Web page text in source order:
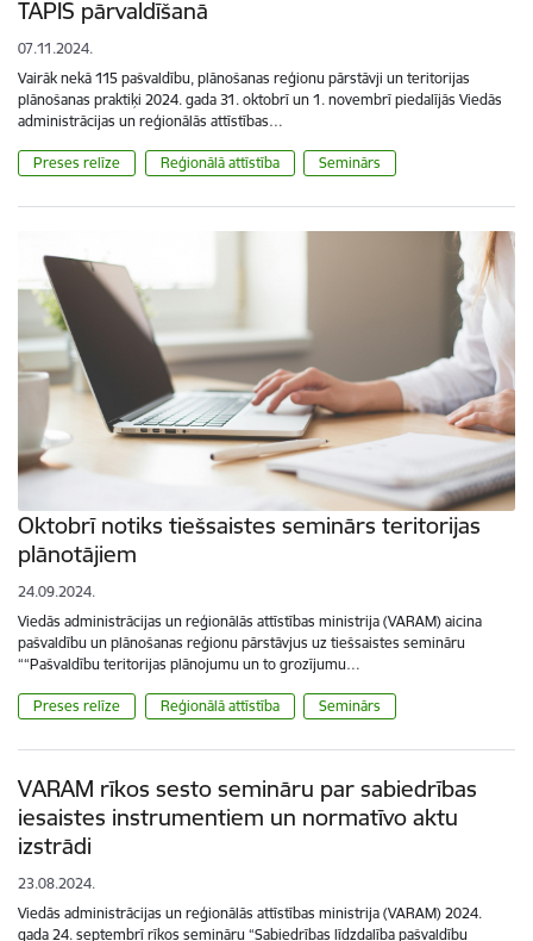
TAPIS pārvaldīšanā
07.11.2024.
Vairāk nekā 115 pašvaldību, plānošanas reģionu pārstāvji un teritorijas
plānošanas praktiķi 2024. gada 31. oktobrī un 1. novembrī piedalījās Viedās
administrācijas un reģionālās attīstības…
Preses relīze Reģionālā attīstība Seminārs
Oktobrī notiks tiešsaistes seminārs teritorijas
plānotājiem
24.09.2024.
Viedās administrācijas un reģionālās attīstības ministrija (VARAM) aicina
pašvaldību un plānošanas reģionu pārstāvjus uz tiešsaistes semināru
““Pašvaldību teritorijas plānojumu un to grozījumu…
Preses relīze Reģionālā attīstība Seminārs
VARAM rīkos sesto semināru par sabiedrības
iesaistes instrumentiem un normatīvo aktu
izstrādi
23.08.2024.
Viedās administrācijas un reģionālās attīstības ministrija (VARAM) 2024.
gada 24. septembrī rīkos semināru “Sabiedrības līdzdalība pašvaldību